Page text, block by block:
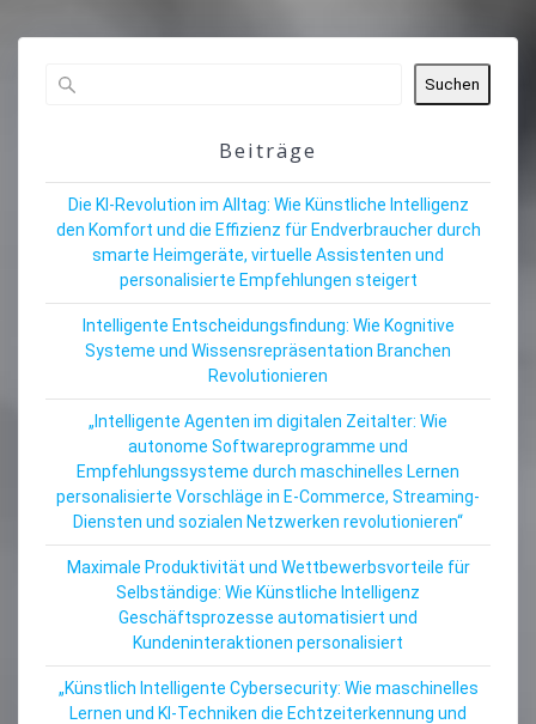
Suchen
Beiträge
Die KI-Revolution im Alltag: Wie Künstliche Intelligenz
den Komfort und die Effizienz für Endverbraucher durch
smarte Heimgeräte, virtuelle Assistenten und
personalisierte Empfehlungen steigert
Intelligente Entscheidungsfindung: Wie Kognitive
Systeme und Wissensrepräsentation Branchen
Revolutionieren
„Intelligente Agenten im digitalen Zeitalter: Wie
autonome Softwareprogramme und
Empfehlungssysteme durch maschinelles Lernen
personalisierte Vorschläge in E-Commerce, Streaming-
Diensten und sozialen Netzwerken revolutionieren“
Maximale Produktivität und Wettbewerbsvorteile für
Selbständige: Wie Künstliche Intelligenz
Geschäftsprozesse automatisiert und
Kundeninteraktionen personalisiert
„Künstlich Intelligente Cybersecurity: Wie maschinelles
Lernen und KI-Techniken die Echtzeiterkennung und